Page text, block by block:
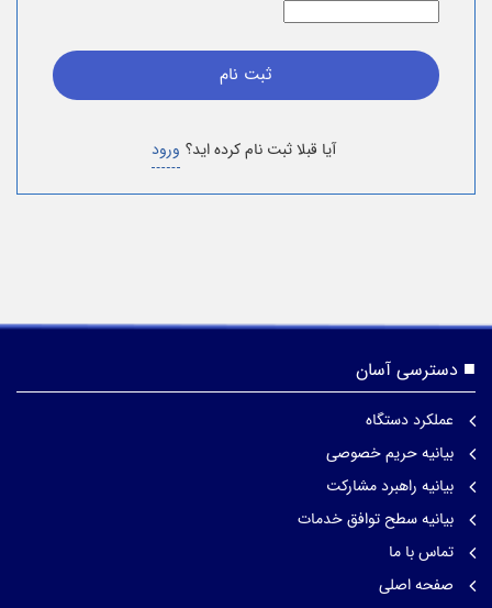
آیا قبلا ثبت نام کرده اید؟ ورود
دسترسی آسان
عملکرد دستگاه
بیانیه حریم خصوصی
بیانیه راهبرد مشارکت
بیانیه سطح توافق خدمات
تماس با ما
صفحه اصلی